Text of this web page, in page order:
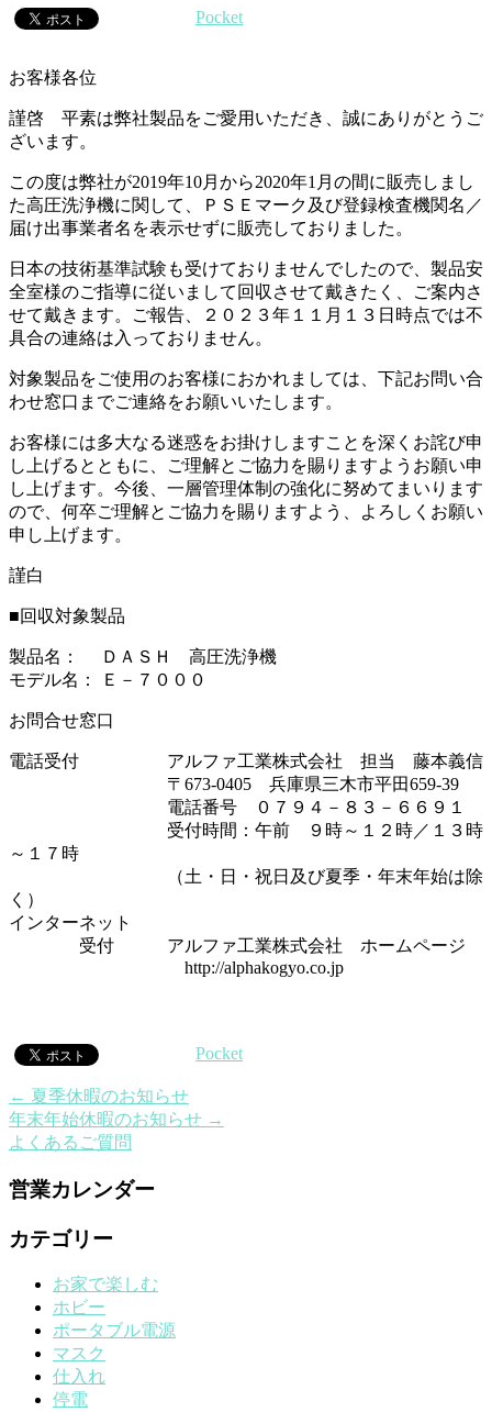
Pocket
お客様各位
謹啓 平素は弊社製品をご愛用いただき、誠にありがとうご
ざいます。
この度は弊社が2019年10月から2020年1月の間に販売しまし
た高圧洗浄機に関して、ＰＳＥマーク及び登録検査機関名／
届け出事業者名を表示せずに販売しておりました。
日本の技術基準試験も受けておりませんでしたので、製品安
全室様のご指導に従いまして回収させて戴きたく、ご案内さ
せて戴きます。ご報告、２０２３年１１月１３日時点では不
具合の連絡は入っておりません。
対象製品をご使用のお客様におかれましては、下記お問い合
わせ窓口までご連絡をお願いいたします。
お客様には多大なる迷惑をお掛けしますことを深くお詫び申
し上げるとともに、ご理解とご協力を賜りますようお願い申
し上げます。今後、一層管理体制の強化に努めてまいります
ので、何卒ご理解とご協力を賜りますよう、よろしくお願い
申し上げます。
謹白
■回収対象製品
製品名： ＤＡＳＨ 高圧洗浄機
モデル名： Ｅ－７０００
お問合せ窓口
電話受付 アルファ工業株式会社 担当 藤本義信
〒673-0405 兵庫県三木市平田659-39
電話番号 ０７９４－８３－６６９１
受付時間：午前 ９時～１２時／１３時
～１７時
（土・日・祝日及び夏季・年末年始は除
く）
インターネット
受付 アルファ工業株式会社 ホームページ
http://alphakogyo.co.jp
Pocket
← 夏季休暇のお知らせ
年末年始休暇のお知らせ →
よくあるご質問
営業カレンダー
カテゴリー
お家で楽しむ
ホビー
ポータブル電源
マスク
仕入れ
停電